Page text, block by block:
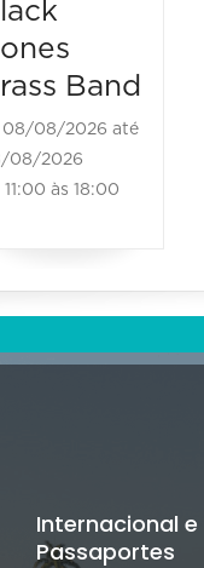
Band
08/08/2026 até
08/2026
às 18:00
Internacional e
Passaportes